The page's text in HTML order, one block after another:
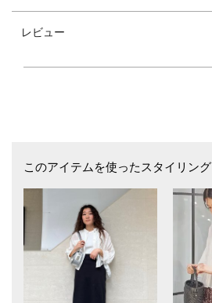
■お問い合わせ品番：313-21-2533
レビュー
このアイテムを使ったスタイリング